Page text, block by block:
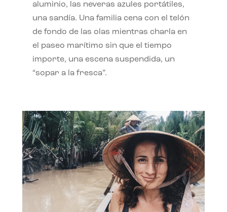
aluminio, las neveras azules portátiles,
una sandía. Una familia cena con el telón
de fondo de las olas mientras charla en
el paseo marítimo sin que el tiempo
importe, una escena suspendida, un
“sopar a la fresca”.